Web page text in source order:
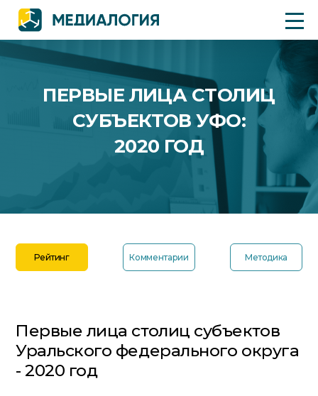
ПЕРВЫЕ ЛИЦА СТОЛИЦ
СУБЪЕКТОВ УФО:
2020 ГОД
Рейтинг Комментарии Методика
Первые лица столиц субъектов
Уральского федерального округа
- 2020 год